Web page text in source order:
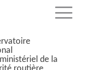
Menu
de la